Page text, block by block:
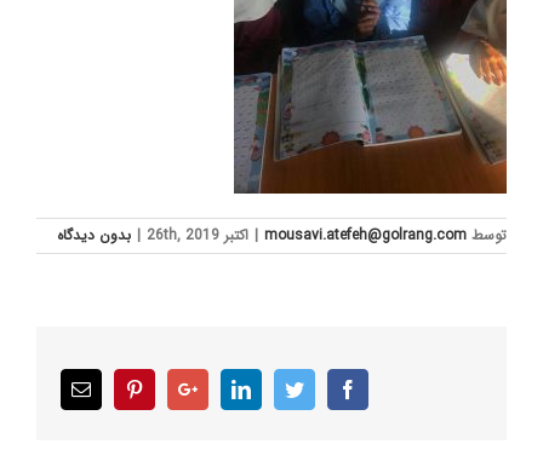
توسط mousavi.atefeh@golrang.com
| اکتبر 26th, 2019 | بدون ديدگاه
Facebook
Twitter
LinkedIn
Google+
Pinterest
Email